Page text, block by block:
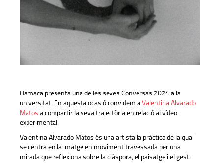
Hamaca presenta una de les seves Conversas 2024 a la
universitat. En aquesta ocasió convidem a Valentina Alvarado
Matos a compartir la seva trajectòria en relació al vídeo
experimental.
Valentina Alvarado Matos és una artista la pràctica de la qual
se centra en la imatge en moviment travessada per una
mirada que reflexiona sobre la diàspora, el paisatge i el gest.